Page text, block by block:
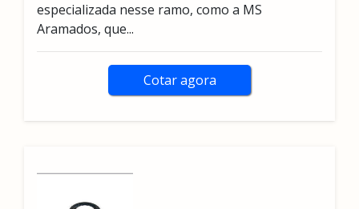
especializada nesse ramo, como a MS
Aramados, que...
Cotar agora